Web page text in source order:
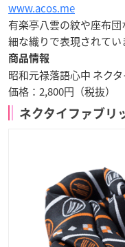
www.acos.me
有楽亭八雲の紋や座布
細な織りで表現されてい
商品情報
昭和元禄落語心中 ネク
価格：2,800円（税抜）
ネクタイファブリ